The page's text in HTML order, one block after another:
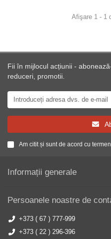
Afişare 1 - 1
Fii în mijlocul acțiunii -
reduceri, promotii.
Am citit și sunt de acord cu
Informații generale
Persoanele noastre de
+373 ( 67 ) 777-999
+373 ( 22 ) 296-396